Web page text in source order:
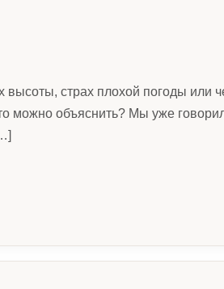
высоты, страх плохой погоды или
можно объяснить? Мы уже